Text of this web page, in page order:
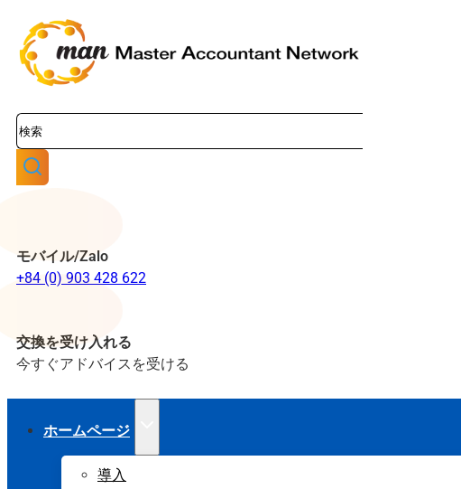
検
索
モバイル/Zalo
+84 (0) 903 428 622
交換を受け入れる
今すぐアドバイスを受ける
ホームページ
導入